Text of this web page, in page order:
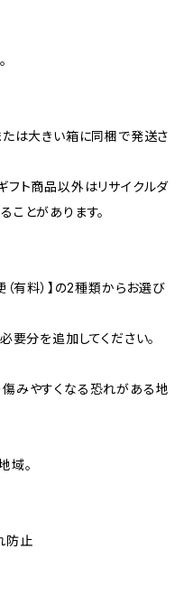
は大きい箱に同梱で発送さ
ト商品以外はリサイクルダ
とがあります。
（有料）】の2種類からお選び
要分を追加してください。
みやすくなる恐れがある地
域。
防止